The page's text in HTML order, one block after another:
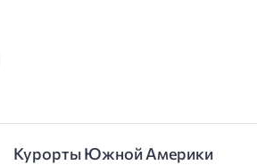
Курорты Южной Америки